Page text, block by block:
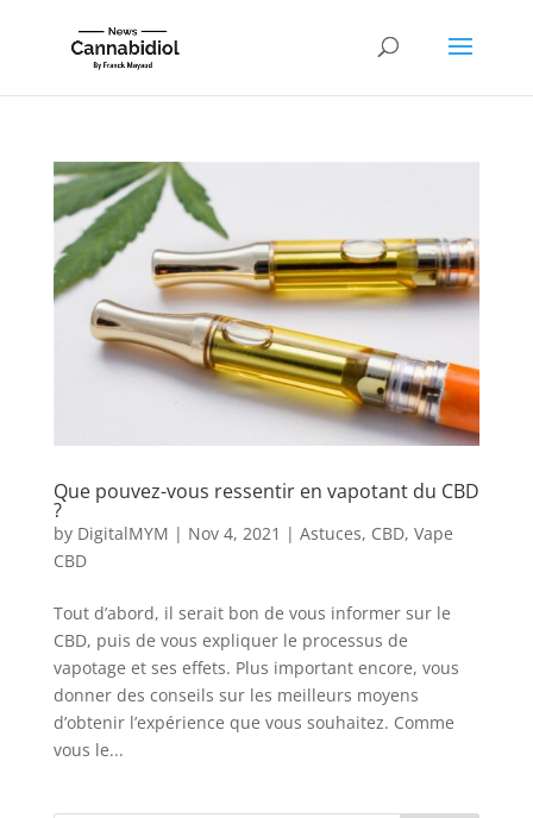
Que pouvez-vous ressentir en vapotant du CBD
?
by DigitalMYM | Nov 4, 2021 | Astuces, CBD, Vape
CBD
Tout d’abord, il serait bon de vous informer sur le
CBD, puis de vous expliquer le processus de
vapotage et ses effets. Plus important encore, vous
donner des conseils sur les meilleurs moyens
d’obtenir l’expérience que vous souhaitez. Comme
vous le...